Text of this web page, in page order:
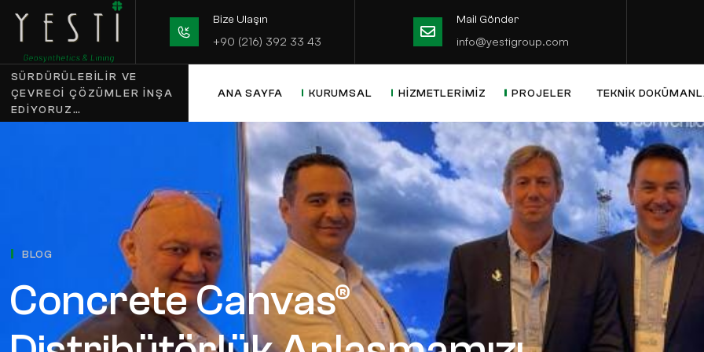
Bize Ulaşın
+90 (216) 392 33 43
Mail Gönder
info@yestigroup.com
SÜRDÜRÜLEBILIR VE
ÇEVRECI ÇÖZÜMLER INŞA
EDIYORUZ…
BLOG
Concrete Canvas®